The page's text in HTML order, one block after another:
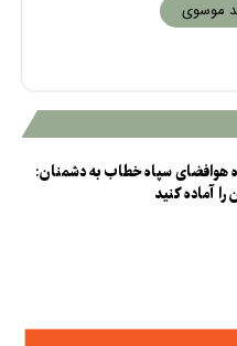
موسوی
هوافضای سپاه خطاب به دشمنان:
را آماده کنید